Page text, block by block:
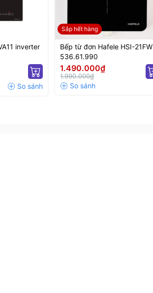
khách nhau với kích thước từ 16cm - 28cm
nhôm,...
tốt ngay cả khi tay ướt.
sẽ tự động tắt để đảm bảo an toàn.
inverter
Sắp hết hàng
Bếp từ đơn Hafele HSI-21FW
536.61.990
1.490.000₫
1.990.000₫